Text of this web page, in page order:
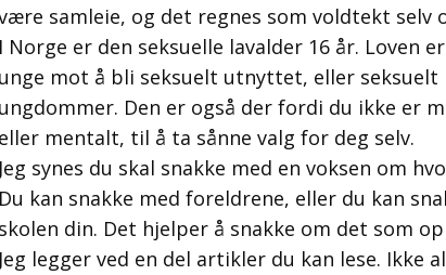
samleie, og det regnes som voldtekt selv
I Norge er den seksuelle lavalder 16 år. Loven
unge mot å bli seksuelt utnyttet, eller seksuelt
ungdommer. Den er også der fordi du ikke er
eller mentalt, til å ta sånne valg for deg selv.
Jeg synes du skal snakke med en voksen om
Du kan snakke med foreldrene, eller du kan
skolen din. Det hjelper å snakke om det som
Jeg legger ved en del artikler du kan lese. Ikke